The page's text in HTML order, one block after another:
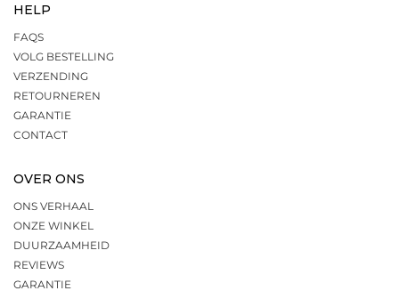
HELP
FAQS
VOLG BESTELLING
VERZENDING
RETOURNEREN
GARANTIE
CONTACT
OVER ONS
ONS VERHAAL
ONZE WINKEL
DUURZAAMHEID
REVIEWS
GARANTIE